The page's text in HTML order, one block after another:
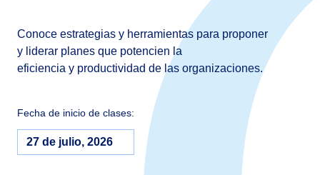
Conoce estrategias y herramientas para proponer
y liderar planes que potencien la
eficiencia y productividad de las organizaciones.
Fecha de inicio de clases:
27 de julio, 2026